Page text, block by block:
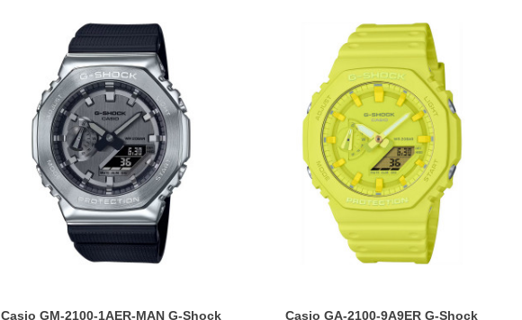
Casio GM-2100-1AER-MAN G-Shock Casio GA-2100-9A9ER G-Shock